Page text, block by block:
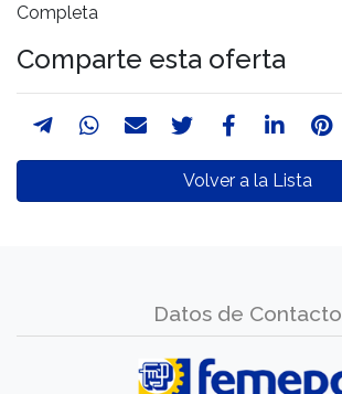
Completa
Comparte esta oferta
Volver a la Lista
Datos de Contacto